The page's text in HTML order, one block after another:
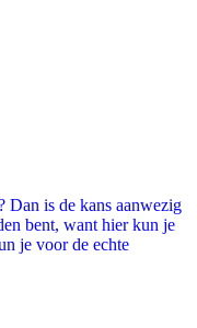
Dan is de kans aanwezig
bent, want hier kun je
je voor de echte